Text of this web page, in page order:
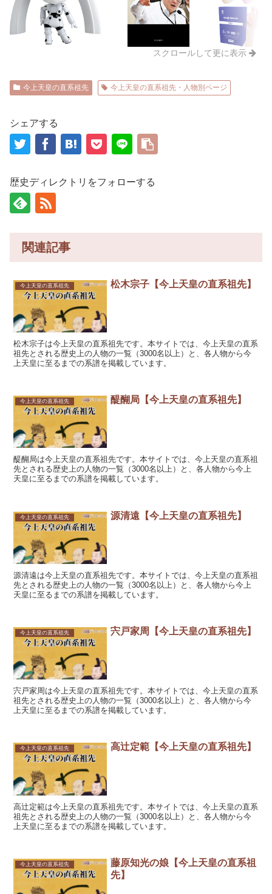
スクロールして更に表示
今上天皇の直系祖先 今上天皇の直系祖先・人物別ページ
シェアする
歴史ディレクトリをフォローする
関連記事
今上天皇の直系祖先 松木宗子【今上天皇の直系祖先】
松木宗子は今上天皇の直系祖先です。本サイトでは、今上天皇の直系
祖先とされる歴史上の人物の一覧（3000名以上）と、各人物から今
上天皇に至るまでの系譜を掲載しています。
今上天皇の直系祖先 醍醐局【今上天皇の直系祖先】
醍醐局は今上天皇の直系祖先です。本サイトでは、今上天皇の直系祖
先とされる歴史上の人物の一覧（3000名以上）と、各人物から今上
天皇に至るまでの系譜を掲載しています。
今上天皇の直系祖先 源清遠【今上天皇の直系祖先】
源清遠は今上天皇の直系祖先です。本サイトでは、今上天皇の直系祖
先とされる歴史上の人物の一覧（3000名以上）と、各人物から今上
天皇に至るまでの系譜を掲載しています。
今上天皇の直系祖先 宍戸家周【今上天皇の直系祖先】
宍戸家周は今上天皇の直系祖先です。本サイトでは、今上天皇の直系
祖先とされる歴史上の人物の一覧（3000名以上）と、各人物から今
上天皇に至るまでの系譜を掲載しています。
今上天皇の直系祖先 高辻定範【今上天皇の直系祖先】
高辻定範は今上天皇の直系祖先です。本サイトでは、今上天皇の直系
祖先とされる歴史上の人物の一覧（3000名以上）と、各人物から今
上天皇に至るまでの系譜を掲載しています。
今上天皇の直系祖先
藤原知光の娘【今上天皇の直系祖
先】